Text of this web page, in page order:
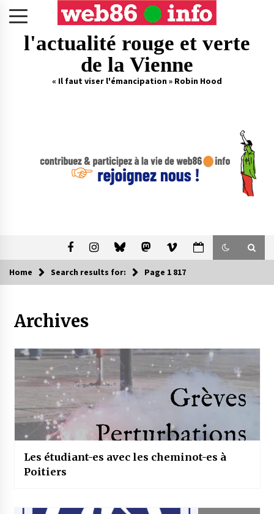
l'actualité rouge et verte
de la Vienne
« Il faut viser l'émancipation » Robin Hood
Home Search results for: Page 1 817
Archives
Les étudiant-es avec les cheminot-es à
Poitiers